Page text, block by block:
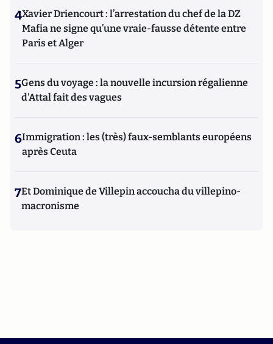
4Xavier Driencourt : l’arrestation du chef de la DZ
Mafia ne signe qu’une vraie-fausse détente entre
Paris et Alger
5Gens du voyage : la nouvelle incursion régalienne
d'Attal fait des vagues
6Immigration : les (très) faux-semblants européens
après Ceuta
7Et Dominique de Villepin accoucha du villepino-
macronisme